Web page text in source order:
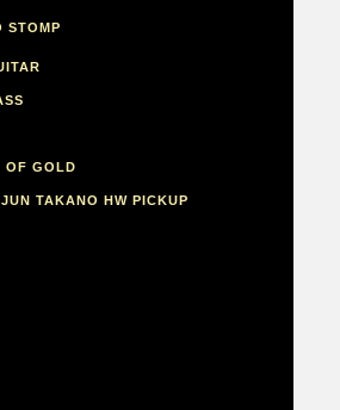
STOMP
OF GOLD
TAKANO HW PICKUP